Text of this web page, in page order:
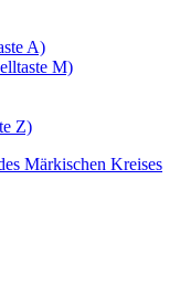
A)
M)
Z)